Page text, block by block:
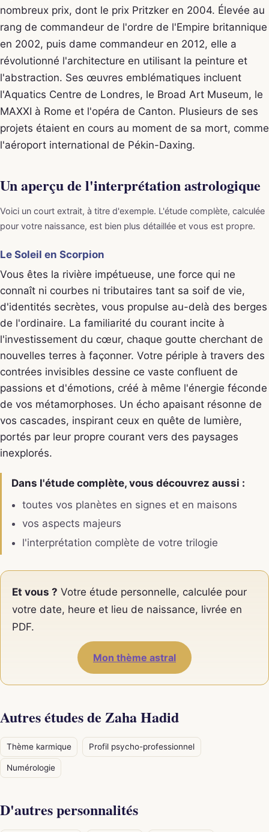
nombreux prix, dont le prix Pritzker en 2004. Élevée au
rang de commandeur de l'ordre de l'Empire britannique
en 2002, puis dame commandeur en 2012, elle a
révolutionné l'architecture en utilisant la peinture et
l'abstraction. Ses œuvres emblématiques incluent
l'Aquatics Centre de Londres, le Broad Art Museum, le
MAXXI à Rome et l'opéra de Canton. Plusieurs de ses
projets étaient en cours au moment de sa mort, comme
l'aéroport international de Pékin-Daxing.
Un aperçu de l'interprétation astrologique
Voici un court extrait, à titre d'exemple. L'étude complète, calculée
pour votre naissance, est bien plus détaillée et vous est propre.
Le Soleil en Scorpion
Vous êtes la rivière impétueuse, une force qui ne
connaît ni courbes ni tributaires tant sa soif de vie,
d'identités secrètes, vous propulse au-delà des berges
de l'ordinaire. La familiarité du courant incite à
l'investissement du cœur, chaque goutte cherchant de
nouvelles terres à façonner. Votre périple à travers des
contrées invisibles dessine ce vaste confluent de
passions et d'émotions, créé à même l'énergie féconde
de vos métamorphoses. Un écho apaisant résonne de
vos cascades, inspirant ceux en quête de lumière,
portés par leur propre courant vers des paysages
inexplorés.
Dans l'étude complète, vous découvrez aussi :
toutes vos planètes en signes et en maisons
vos aspects majeurs
l'interprétation complète de votre trilogie
Et vous ? Votre étude personnelle, calculée pour
votre date, heure et lieu de naissance, livrée en
PDF.
Mon thème astral
Autres études de Zaha Hadid
Thème karmique Profil psycho-professionnel
Numérologie
D'autres personnalités